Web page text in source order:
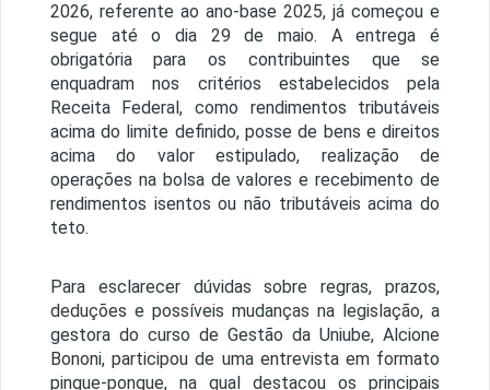
2026, referente ao ano-base 2025, já começou e
segue até o dia 29 de maio. A entrega é
obrigatória para os contribuintes que se
enquadram nos critérios estabelecidos pela
Receita Federal, como rendimentos tributáveis
acima do limite definido, posse de bens e direitos
acima do valor estipulado, realização de
operações na bolsa de valores e recebimento de
rendimentos isentos ou não tributáveis acima do
teto.
Para esclarecer dúvidas sobre regras, prazos,
deduções e possíveis mudanças na legislação, a
gestora do curso de Gestão da Uniube, Alcione
Bononi, participou de uma entrevista em formato
pingue-pongue, na qual destacou os principais